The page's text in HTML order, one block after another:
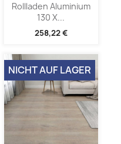
Rollladen Aluminium
130 X...
258,22 €
NICHT AUF LAGER